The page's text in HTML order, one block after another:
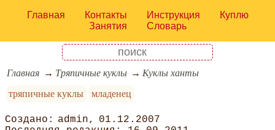
Главная Контакты Инструкция
Куплю
Занятия
Словарь
Главная Тряпичные куклы
Куклы ханты
тряпичные куклы
младенец
admin
01.12.2007